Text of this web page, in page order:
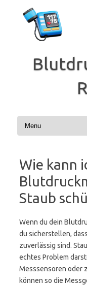
Inhalt
springen
Wie kann
Staub
Wenn du dein
du sicherstellen,
zuverlässig sind.
echtes Problem
Messsensoren oder
können so die